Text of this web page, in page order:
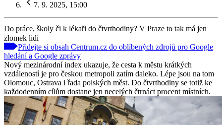
7. 9. 2025, 15:00
Do práce, školy či k lékaři do čtvrthodiny? V Praze to tak má jen
zlomek lidí
Přidejte si obsah Centrum.cz do oblíbených zdrojů pro Google
hledání a Google zprávy
Nový mezinárodní index ukazuje, že cesta k městu krátkých
vzdáleností je pro českou metropoli zatím daleko. Lépe jsou na tom
Olomouc, Ostrava i řada polských měst. Do čtvrthodiny se totiž ke
každodenním cílům dostane jen necelých čtrnáct procent místních.